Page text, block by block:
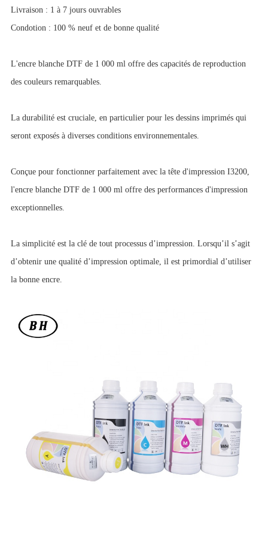
Livraison : 1 à 7 jours ouvrables
Condotion : 100 % neuf et de bonne qualité
L'encre blanche DTF de 1 000 ml offre des capacités de reproduction
des couleurs remarquables.
La durabilité est cruciale, en particulier pour les dessins imprimés qui
seront exposés à diverses conditions environnementales.
Conçue pour fonctionner parfaitement avec la tête d'impression I3200,
l'encre blanche DTF de 1 000 ml offre des performances d'impression
exceptionnelles.
La simplicité est la clé de tout processus d’impression. Lorsqu’il s’agit
d’obtenir une qualité d’impression optimale, il est primordial d’utiliser
la bonne encre.